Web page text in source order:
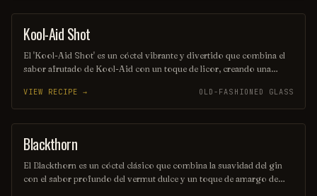
amantes de los cócteles.
SHOT
Kool-Aid Shot
El 'Kool-Aid Shot' es un cóctel vibrante y divertido que combina el
sabor afrutado de Kool-Aid con un toque de licor, creando una
reuniones, este trago es fácil de preparar y seguro que alegrará el
ambiente. ¡Disfrútalo frío y comparte la diversión!
VIEW RECIPE → OLD-FASHIONED GLASS
ORDINARY DRINK
Blackthorn
El Blackthorn es un cóctel clásico que combina la suavidad del gin
con el sabor profundo del vermut dulce y un toque de amargo de